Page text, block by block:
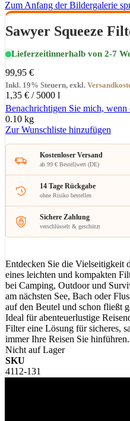
Zum Anfang der Bildergalerie
Sawyer Squeeze
Lieferzeitinnerhalb von 2-7
99,95 €
Inkl. 19% Steuern, exkl.
1,35 € / 5000 l
Benachrichtigen Sie mich,
0.10 kg
Zur Wunschliste hinzufügen
Kostenloser Versand
ab 99 € Bestellwert (DE)
14 Tage Rückgabe
ohne Risiko bestellen
Sichere Zahlung
verschlüsselt & geschützt
Entdecken Sie die Vielseitigkeit
eines leichten und kompakten
bei Camping, Outdoor und
am nächsten See, Bach oder
auf den Beutel und schon fließt
Ideal für abenteuerlustige
Filter eine Lösung für sicheres,
immer Ihre Reisen Sie hinführen.
Nicht auf Lager
SKU
4112-131